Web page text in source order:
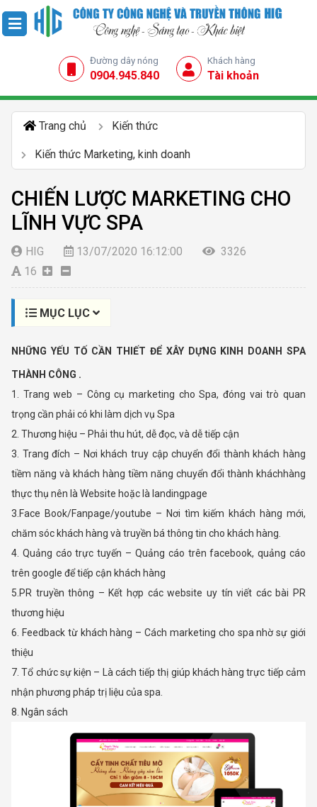
Đường dây nóng
0904.945.840
Khách hàng
Tài khoản
Trang chủ Kiến thức
Kiến thức Marketing, kinh doanh
CHIẾN LƯỢC MARKETING CHO
LĨNH VỰC SPA
HIG 13/07/2020 16:12:00
3326
16
MỤC LỤC
NHỮNG YẾU TỐ CẦN THIẾT ĐỂ XÂY DỰNG KINH DOANH SPA
THÀNH CÔNG .
1. Trang web – Công cụ marketing cho Spa, đóng vai trò quan
trọng cần phải có khi làm dịch vụ Spa
2. Thương hiệu – Phải thu hút, dễ đọc, và dễ tiếp cận
3. Trang đích – Nơi khách truy cập chuyển đổi thành khách hàng
tiềm năng và khách hàng tiềm năng chuyển đổi thành kháchhàng
thực thụ nên là Website hoặc là landingpage
3.Face Book/Fanpage/youtube – Nơi tìm kiếm khách hàng mới,
chăm sóc khách hàng và truyền bá thông tin cho khách hàng.
4. Quảng cáo trực tuyến – Quảng cáo trên facebook, quảng cáo
trên google để tiếp cận khách hàng
5.PR truyền thông – Kết hợp các website uy tín viết các bài PR
thương hiệu
6. Feedback từ khách hàng – Cách marketing cho spa nhờ sự giới
thiệu
7. Tổ chức sự kiện – Là cách tiếp thị giúp khách hàng trực tiếp cảm
nhận phương pháp trị liệu của spa.
8. Ngân sách